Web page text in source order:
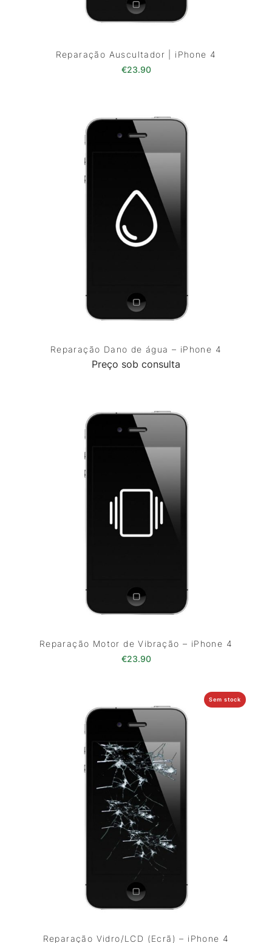
Reparação Auscultador | iPhone 4
€23.90
Reparação Dano de água – iPhone 4
Preço sob consulta
Reparação Motor de Vibração – iPhone 4
€23.90
Sem stock
Reparação Vidro/LCD (Ecrã) – iPhone 4